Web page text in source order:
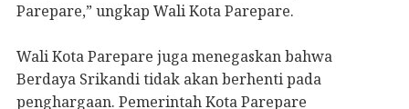
Parepare,” ungkap Wali Kota Parepare.
Wali Kota Parepare juga menegaskan bahwa
Berdaya Srikandi tidak akan berhenti pada
penghargaan. Pemerintah Kota Parepare